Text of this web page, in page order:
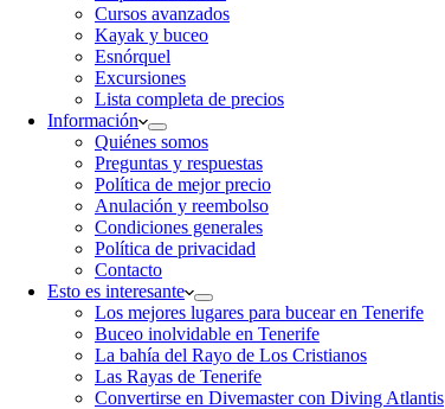
Cursos avanzados
Kayak y buceo
Esnórquel
Excursiones
Lista completa de precios
Información
Quiénes somos
Preguntas y respuestas
Política de mejor precio
Anulación y reembolso
Condiciones generales
Política de privacidad
Contacto
Esto es interesante
Los mejores lugares para bucear en Tenerife
Buceo inolvidable en Tenerife
La bahía del Rayo de Los Cristianos
Las Rayas de Tenerife
Convertirse en Divemaster con Diving Atlantis